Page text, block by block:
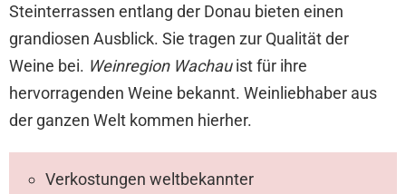
Steinterrassen entlang der Donau bieten einen
grandiosen Ausblick. Sie tragen zur Qualität der
Weine bei. Weinregion Wachauist für ihre
hervorragenden Weine bekannt. Weinliebhaber aus
der ganzen Welt kommen hierher.
Verkostungen weltbekannter